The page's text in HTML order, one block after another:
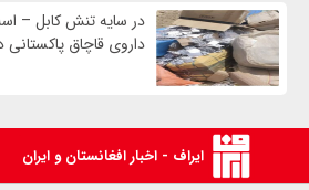
در سایه تنش کابل –
داروی قاچاق
ایراف - اخبار افغانستان و ایران